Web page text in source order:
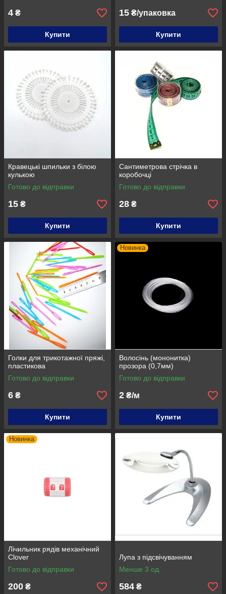
4 ₴
Купити
15 ₴/упаковка
Купити
Кравецькі шпильки з білою
кулькою
Готово до відправки
15 ₴
Купити
Сантиметрова стрічка в
коробочці
Готово до відправки
28 ₴
Купити
Голки для трикотажної пряжі,
пластикова
Готово до відправки
6 ₴
Купити
Новинка
Волосінь (мононитка)
прозора (0,7мм)
Готово до відправки
2 ₴/м
Купити
Новинка
Лічильник рядів механічний
Clover
Готово до відправки
200 ₴
Лупа з підсвічуванням
Менше 3 од.
584 ₴